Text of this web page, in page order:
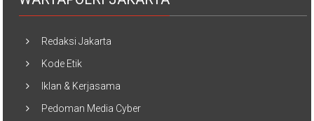
Redaksi Jakarta
Kode Etik
Iklan & Kerjasama
Pedoman Media Cyber